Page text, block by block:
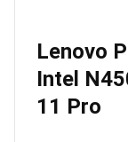
Lenovo
Intel
11 Pro